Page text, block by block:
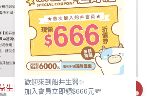
生菌』與他牌益生菌有什麼不同？
生菌』與他牌益生菌有什麼不同？
歡迎來到船井生醫✨
加入會員立即領$666元💸